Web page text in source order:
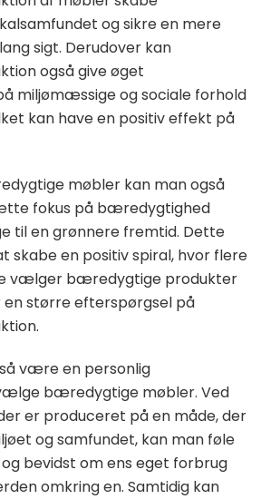
og sikre en mere
sigt. Derudover kan
også give øget
miljømæssige og sociale forhold
kan have en positiv effekt på
møbler kan man også
fokus på bæredygtighed
til en grønnere fremtid. Dette
skabe en positiv spiral, hvor flere
vælger bæredygtige produkter
større efterspørgsel på
være en personlig
bæredygtige møbler. Ved
er produceret på en måde, der
og samfundet, kan man føle
bevidst om ens eget forbrug
omkring en. Samtidig kan